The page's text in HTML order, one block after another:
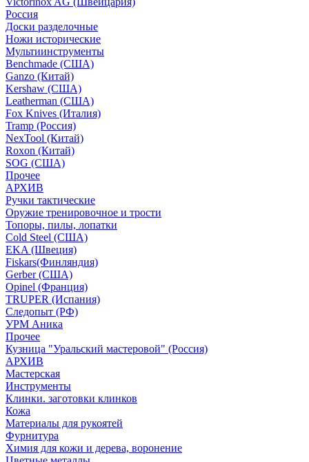
Россия
Доски разделочные
Ножи исторические
Мультиинструменты
Benchmade (США)
Ganzo (Китай)
Kershaw (США)
Leatherman (США)
Fox Knives (Италия)
Tramp (Россия)
NexTool (Китай)
Roxon (Китай)
SOG (США)
Прочее
АРХИВ
Ручки тактические
Оружие тренировочное и трости
Топоры, пилы, лопатки
Cold Steel (США)
EKA (Швеция)
Fiskars(Финляндия)
Gerber (США)
Opinel (Франция)
TRUPER (Испания)
Следопыт (РФ)
УРМ Аника
Прочее
Кузница "Уральский мастеровой" (Россия)
АРХИВ
Мастерская
Инструменты
Клинки. заготовки клинков
Кожа
Материалы для рукоятей
Фурнитура
Химия для кожи и дерева, воронение